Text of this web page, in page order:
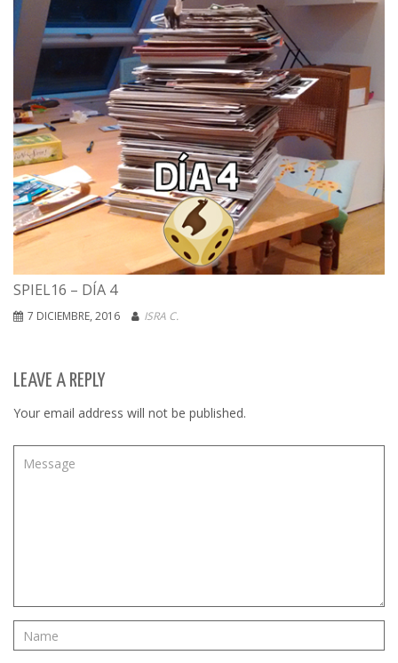
SPIEL16 – DÍA 4
7 DICIEMBRE, 2016 ISRA C.
LEAVE A REPLY
Your email address will not be published.